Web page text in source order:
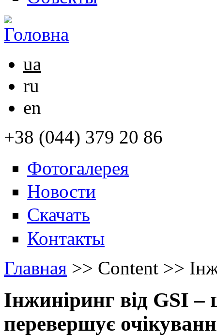
ua
ru
en
+38 (044) 379 20 86
Фотогалерея
Новости
Скачать
Контакты
Главная >> Content >>
Інжиніринг від GSI –
перевершує